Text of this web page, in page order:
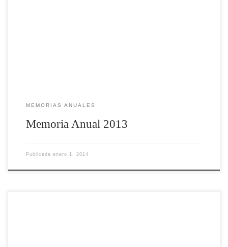
MEMORIAS ANUALES
Memoria Anual 2013
Publicada enero 1, 2014